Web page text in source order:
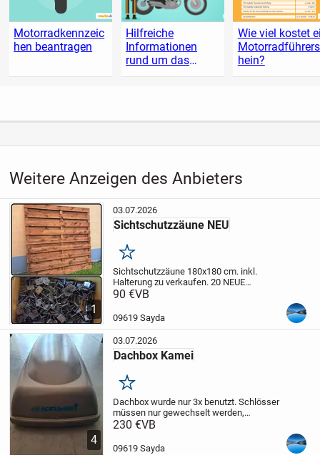
Motorradkennzeic
hen beantragen
Hilfreiche
Informationen
rund um das
Motorrad
Wie viel kostet
hein?
Weitere Anzeigen des Anbieters
1
03.07.2026
Sichtschutzzäune NEU
Merken
Sichtschutzzäune 180x180 cm. inkl.
Halterung zu verkaufen. 20 NEUE
Sichtschutzzäune sind vorhanden und
Preis pro Feld, Halterung extra.
90 €VB
09619 Sayda
4
03.07.2026
Dachbox Kamei
Merken
Dachbox wurde nur 3x benutzt.Schlösser
müssen nur gewechselt werden,
funktionieren nicht.
230 €VB
09619 Sayda